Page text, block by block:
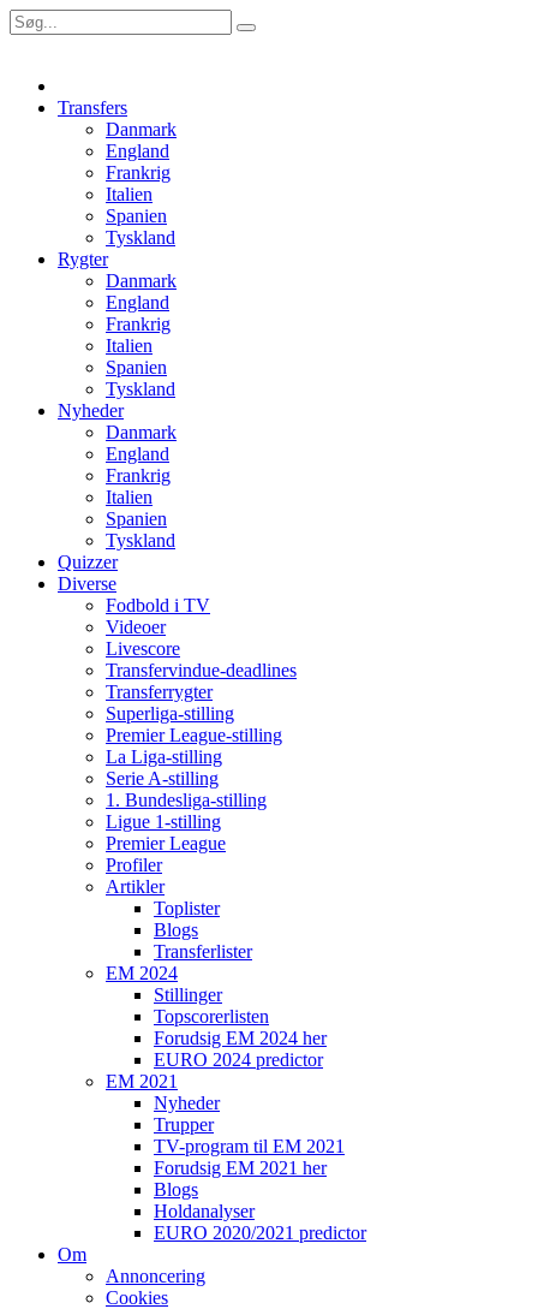
Transfers
Danmark
England
Frankrig
Italien
Spanien
Tyskland
Rygter
Danmark
England
Frankrig
Italien
Spanien
Tyskland
Nyheder
Danmark
England
Frankrig
Italien
Spanien
Tyskland
Quizzer
Diverse
Fodbold i TV
Videoer
Livescore
Transfervindue-deadlines
Transferrygter
Superliga-stilling
Premier League-stilling
La Liga-stilling
Serie A-stilling
1. Bundesliga-stilling
Ligue 1-stilling
Premier League
Profiler
Artikler
Toplister
Blogs
Transferlister
EM 2024
Stillinger
Topscorerlisten
Forudsig EM 2024 her
EURO 2024 predictor
EM 2021
Nyheder
Trupper
TV-program til EM 2021
Forudsig EM 2021 her
Blogs
Holdanalyser
EURO 2020/2021 predictor
Om
Annoncering
Cookies